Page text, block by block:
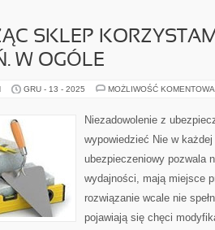
SKLEP
W OGÓLE
GRU - 13 - 2025 MOŻLIWOŚĆ
Niezadowolenie z
wypowiedzieć Nie w
ubezpieczeniowy pozwala
wydajności, mają miejsce
rozwiązanie wcale nie
pojawiają się chęci